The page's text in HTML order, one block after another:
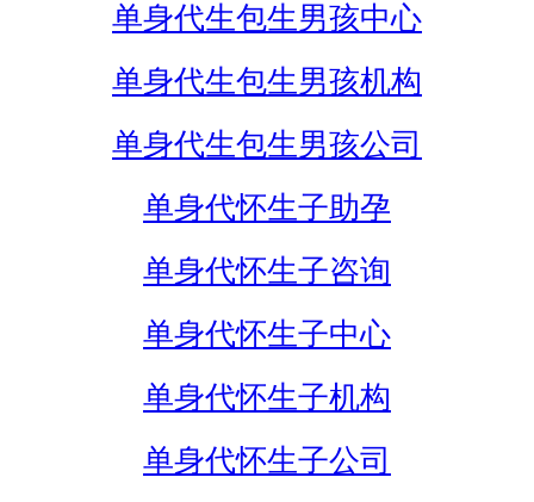
单身代生包生男孩中心
单身代生包生男孩机构
单身代生包生男孩公司
单身代怀生子助孕
单身代怀生子咨询
单身代怀生子中心
单身代怀生子机构
单身代怀生子公司